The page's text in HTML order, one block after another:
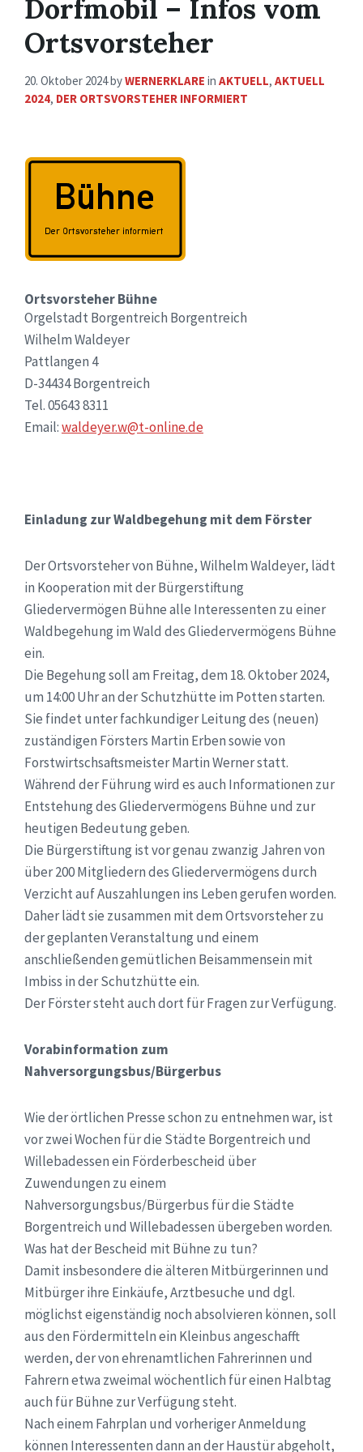
Dorfmobil – Infos vom
Ortsvorsteher
20. Oktober 2024byWERNERKLARE in AKTUELL, AKTUELL
2024, DER ORTSVORSTEHER INFORMIERT
Ortsvorsteher Bühne
Orgelstadt Borgentreich Borgentreich
Wilhelm Waldeyer
Pattlangen 4
D-34434 Borgentreich
Tel. 05643 8311
Email:waldeyer.w@t-online.de
Einladung zur Waldbegehung mit dem Förster
Der Ortsvorsteher von Bühne, Wilhelm Waldeyer, lädt
in Kooperation mit der Bürgerstiftung
Gliedervermögen Bühne alle Interessenten zu einer
Waldbegehung im Wald des Gliedervermögens Bühne
ein.
Die Begehung soll am Freitag, dem 18. Oktober 2024,
um 14:00 Uhr an der Schutzhütte im Potten starten.
Sie findet unter fachkundiger Leitung des (neuen)
zuständigen Försters Martin Erben sowie von
Forstwirtschsaftsmeister Martin Werner statt.
Während der Führung wird es auch Informationen zur
Entstehung des Gliedervermögens Bühne und zur
heutigen Bedeutung geben.
Die Bürgerstiftung ist vor genau zwanzig Jahren von
über 200 Mitgliedern des Gliedervermögens durch
Verzicht auf Auszahlungen ins Leben gerufen worden.
Daher lädt sie zusammen mit dem Ortsvorsteher zu
der geplanten Veranstaltung und einem
anschließenden gemütlichen Beisammensein mit
Imbiss in der Schutzhütte ein.
Der Förster steht auch dort für Fragen zur Verfügung.
Vorabinformation zum
Nahversorgungsbus/Bürgerbus
Wie der örtlichen Presse schon zu entnehmen war, ist
vor zwei Wochen für die Städte Borgentreich und
Willebadessen ein Förderbescheid über
Zuwendungen zu einem
Nahversorgungsbus/Bürgerbus für die Städte
Borgentreich und Willebadessen übergeben worden.
Was hat der Bescheid mit Bühne zu tun?
Damit insbesondere die älteren Mitbürgerinnen und
Mitbürger ihre Einkäufe, Arztbesuche und dgl.
möglichst eigenständig noch absolvieren können, soll
aus den Fördermitteln ein Kleinbus angeschafft
werden, der von ehrenamtlichen Fahrerinnen und
Fahrern etwa zweimal wöchentlich für einen Halbtag
auch für Bühne zur Verfügung steht.
Nach einem Fahrplan und vorheriger Anmeldung
können Interessenten dann an der Haustür abgeholt,